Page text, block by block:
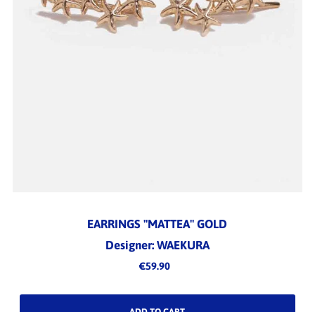
EARRINGS "MATTEA" GOLD
Designer: WAEKURA
€59.90